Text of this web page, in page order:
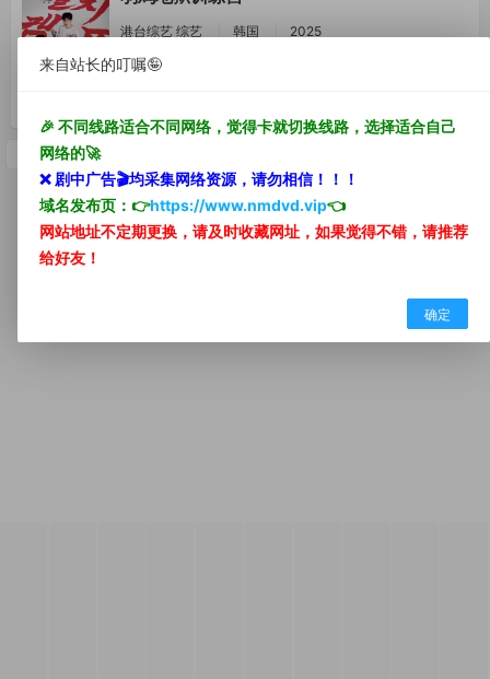
港台综艺 综艺 韩国
2025
导演：文相敦
首页
所有内容均来自互联网分享站点所提供的公开引用资源，未提供影视资源上
来自站长的叮嘱🤪
🎉 不同线路适合不同网络，觉得卡就切换线路，选择适合自己
网络的🚀
❌ 剧中广告🎬均采集网络资源， 请勿相信！！！
域名发布页：👉https://www.nmdvd.vip👈
网站地址不定期更换，请及时收藏网址，如果觉得不错，请推荐
给好友！
确定